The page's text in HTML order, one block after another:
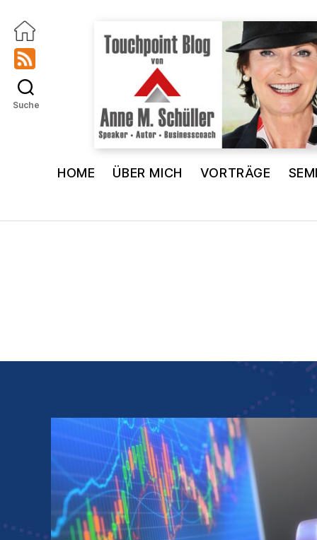
Touchpoint
Blog
HOME ÜBER MICH VORTRÄGE
Suche